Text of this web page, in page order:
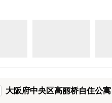
大阪府中央区高丽桥自住公